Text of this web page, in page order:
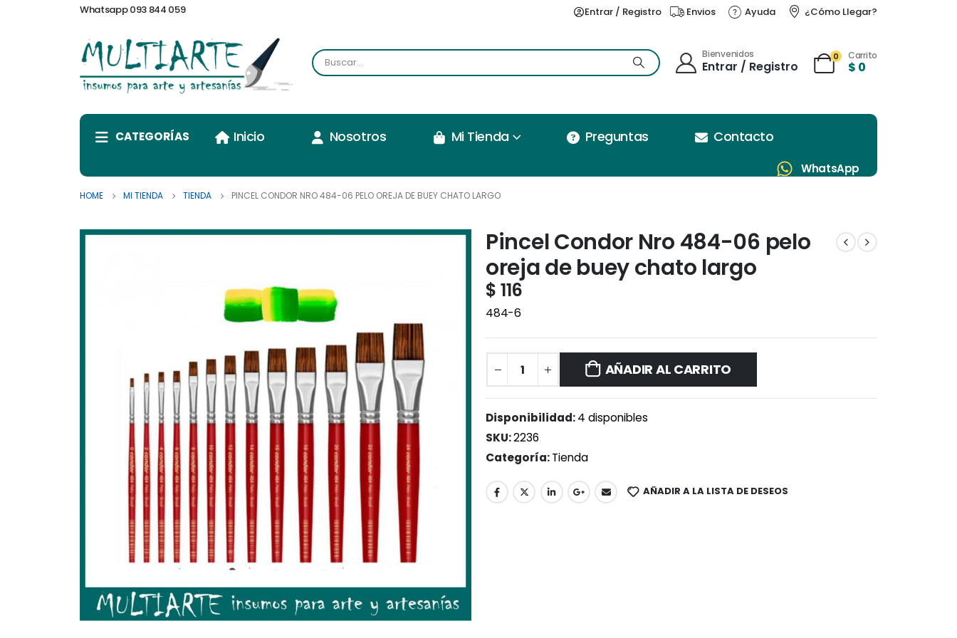
Whatsapp 093 844 059 Entrar / Registro Envios Ayuda ¿Cómo Llegar?
Bienvenidos
Entrar / Registro
0 Carrito
$ 0
CATEGORÍAS Inicio Nosotros Mi Tienda Preguntas Contacto
WhatsApp
HOME MI TIENDA TIENDA PINCEL CONDOR NRO 484-06 PELO OREJA DE BUEY CHATO LARGO
Pincel Condor Nro 484-06 pelo
oreja de buey chato largo
$ 116
484-6
AÑADIR AL CARRITO
Disponibilidad:4 disponibles
SKU:2236
Categoría:Tienda
AÑADIR A LA LISTA DE DESEOS